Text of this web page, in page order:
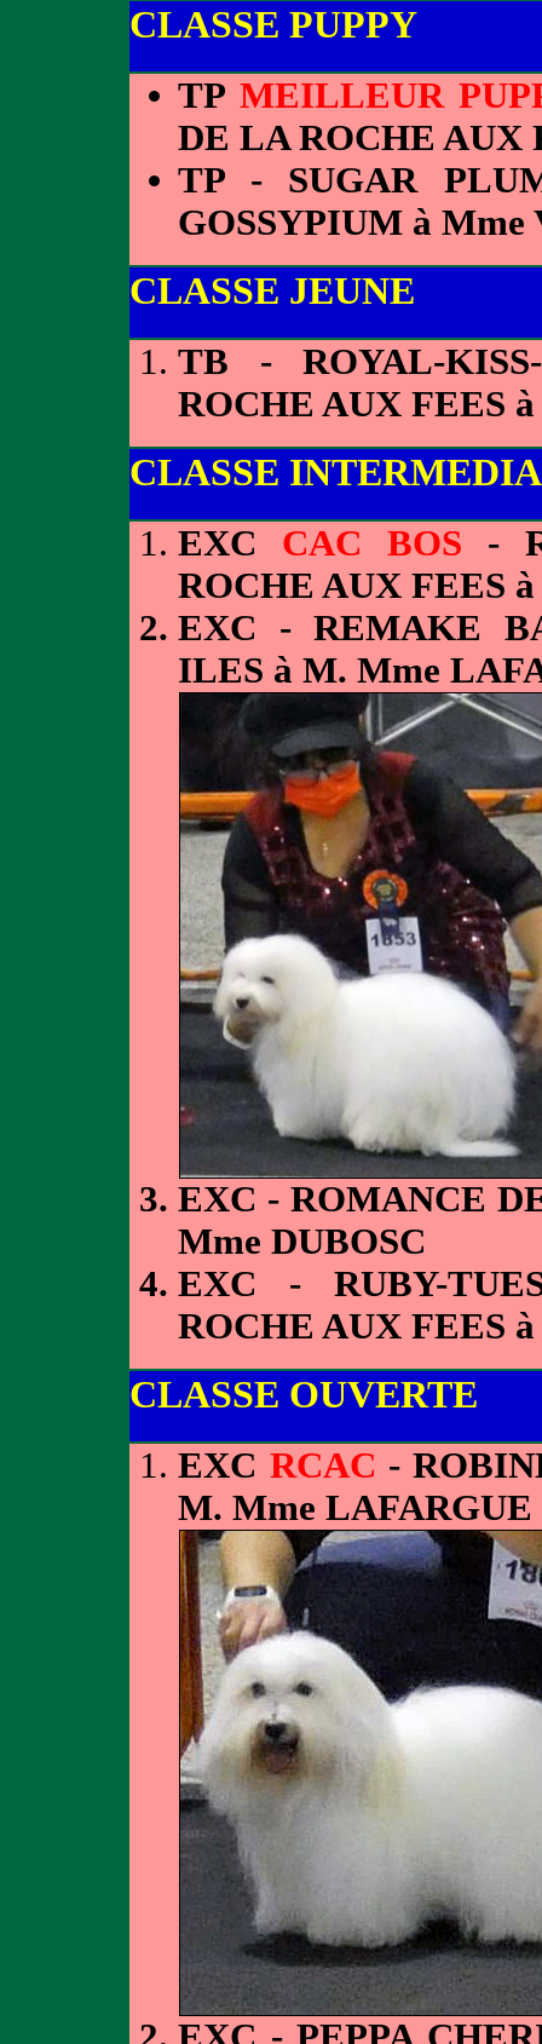
CLASSE PUPPY
TP MEILLEUR
DE LA ROCHE AUX
TP - SUGAR
GOSSYPIUM à
CLASSE JEUNE
TB - ROYAL-
ROCHE AUX FEES
CLASSE
EXC CAC BOS -
ROCHE AUX FEES
EXC - REMAKE
ILES à M. Mme
EXC - ROMANCE
Mme DUBOSC
EXC - RUBY-
ROCHE AUX FEES
CLASSE OUVERTE
EXC RCAC -
M. Mme LAFARGUE